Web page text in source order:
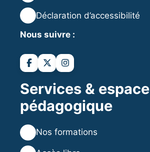
Déclaration d’accessibilité
Nous suivre :
Services & espace
pédagogique
Nos formations